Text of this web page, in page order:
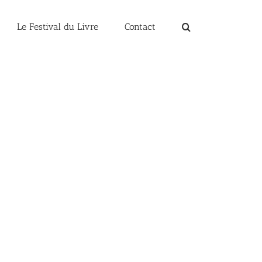
Le Festival du Livre Contact